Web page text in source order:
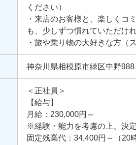
ください）
・来店のお客様と、楽しくコ
も、少しずつ慣れていただけ
・旅や乗り物の大好きな方（
きな人たちです）
・イベント企画や開催を楽し
あります）
※どれか一つでも当てはまる
神奈川県相模原市緑区中野988
＜正社員＞
【給与】
月給：230,000円～
※経験・能力を考慮の上、決
固定残業代：34,400円～（20